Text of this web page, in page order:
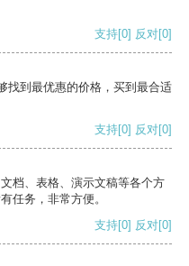
支持[0] 反对[0]
找到最优惠的价格，买到最合适
支持[0] 反对[0]
档、表格、演示文稿等各个方
任务，非常方便。
支持[0] 反对[0]